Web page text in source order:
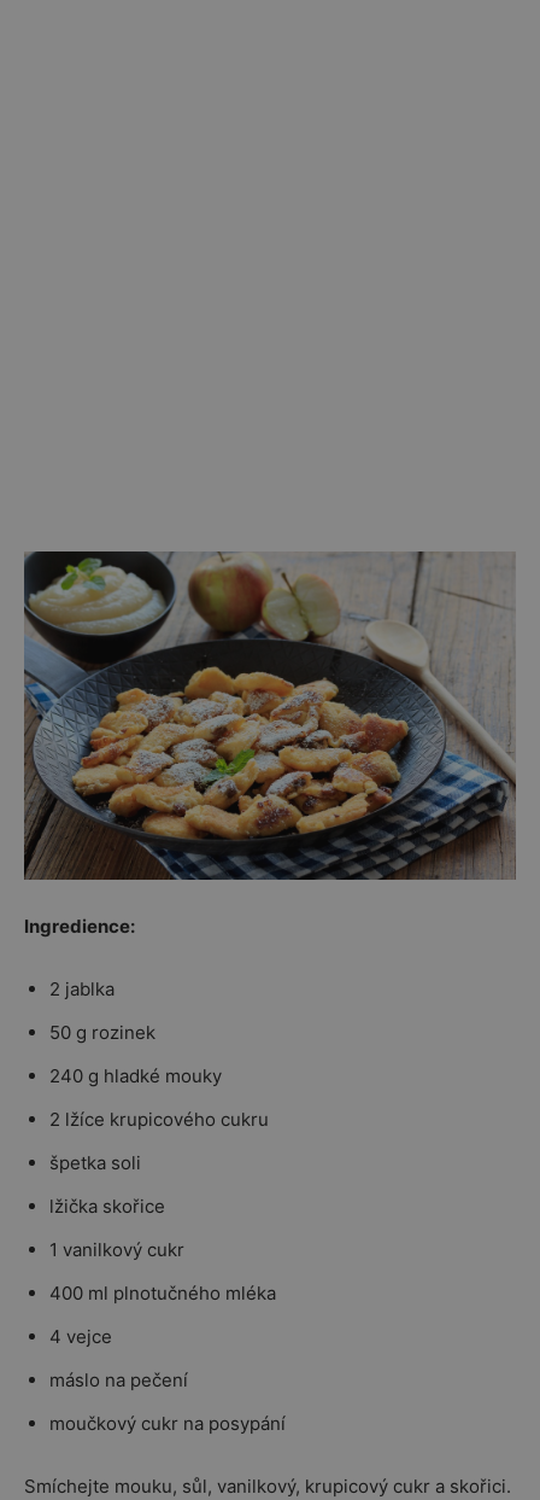
Ingredience:
2 jablka
50 g rozinek
240 g hladké mouky
2 lžíce krupicového cukru
špetka soli
lžička skořice
1 vanilkový cukr
400 ml plnotučného mléka
4 vejce
máslo na pečení
moučkový cukr na posypání
Smíchejte mouku, sůl, vanilkový, krupicový cukr a skořici.